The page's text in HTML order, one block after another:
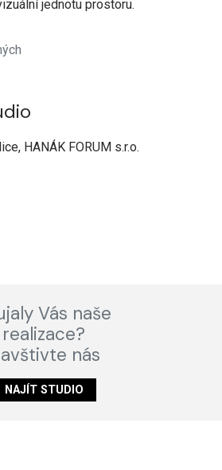
jednotu prostoru.
HANÁK FORUM s.r.o.
Vás naše
realizace?
nás
NAJÍT STUDIO